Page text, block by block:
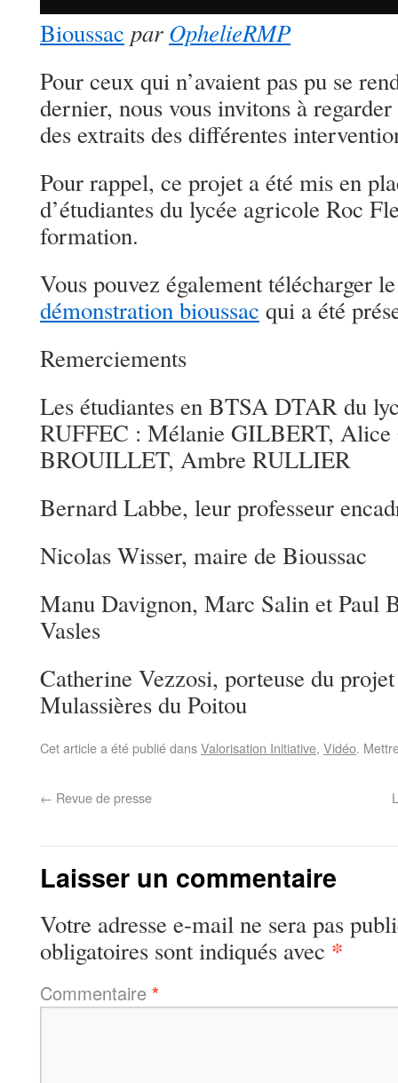
Bioussac parOphelieRMP
Pour ceux qui n’avaient pas pu se
dernier, nous vous invitons à
des extraits des différentes
Pour rappel, ce projet a été mis en
d’étudiantes du lycée agricole Roc
formation.
Vous pouvez également télécharger
démonstration bioussac qui a été
Remerciements
Les étudiantes en BTSA DTAR du
RUFFEC : Mélanie GILBERT,
BROUILLET, Ambre RULLIER
Bernard Labbe, leur professeur
Nicolas Wisser, maire de Bioussac
Manu Davignon, Marc Salin et Paul
Vasles
Catherine Vezzosi, porteuse du
Mulassières du Poitou
Cet article a été publié dansValorisation Initiative, Vidéo.
← Revue de presse
Laisser un commentaire
Votre adresse e-mail ne sera pas
obligatoires sont indiqués avec *
Commentaire *